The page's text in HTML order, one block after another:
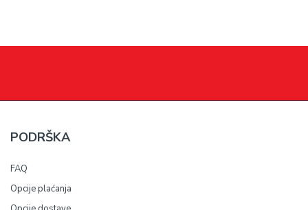
PODRŠKA
FAQ
Opcije plaćanja